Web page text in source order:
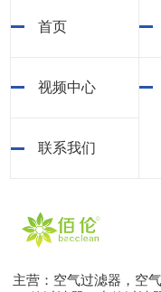
首页
视频中心
联系我们
主营：空气过滤器，空